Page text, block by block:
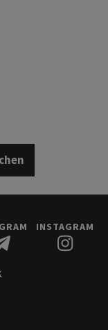
INSTAGRAM